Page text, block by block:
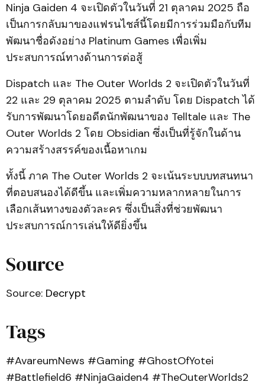
Ninja Gaiden 4 จะเปิดตัวในวันที่ 21 ตุลาคม 2025 ถือ
เป็นการกลับมาของแฟรนไชส์นี้โดยมีการร่วมมือกับทีม
พัฒนาชื่อดังอย่าง Platinum Games เพื่อเพิ่ม
ประสบการณ์ทางด้านการต่อสู้
Dispatch และ The Outer Worlds 2 จะเปิดตัวในวันที่
22 และ 29 ตุลาคม 2025 ตามลำดับ โดย Dispatch ได้
รับการพัฒนาโดยอดีตนักพัฒนาของ Telltale และ The
Outer Worlds 2 โดย Obsidian ซึ่งเป็นที่รู้จักในด้าน
ความสร้างสรรค์ของเนื้อหาเกม
ทั้งนี้ ภาค The Outer Worlds 2 จะเน้นระบบบทสนทนา
ที่ตอบสนองได้ดีขึ้น และเพิ่มความหลากหลายในการ
เลือกเส้นทางของตัวละคร ซึ่งเป็นสิ่งที่ช่วยพัฒนา
ประสบการณ์การเล่นให้ดียิ่งขึ้น
Source
Source: Decrypt
Tags
#AvareumNews #Gaming #GhostOfYotei
#Battlefield6 #NinjaGaiden4 #TheOuterWorlds2